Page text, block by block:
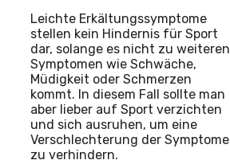
Leichte Erkältungssymptome
stellen kein Hindernis für Sport
dar, solange es nicht zu weiteren
Symptomen wie Schwäche,
Müdigkeit oder Schmerzen
kommt. In diesem Fall sollte man
aber lieber auf Sport verzichten
und sich ausruhen, um eine
Verschlechterung der Symptome
zu verhindern.